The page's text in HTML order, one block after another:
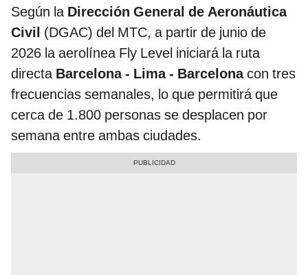
Según la Dirección General de Aeronáutica
Civil (DGAC) del MTC, a partir de junio de
2026 la aerolínea Fly Level iniciará la ruta
directa Barcelona - Lima - Barcelonacon tres
frecuencias semanales, lo que permitirá que
cerca de 1.800 personas se desplacen por
semana entre ambas ciudades.